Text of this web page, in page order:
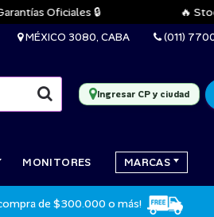
Oficiales 🔒 🔥
MÉXICO 3080, CABA (011)
Ingresar CP y ciudad
MONITORES MARCAS
de $300.000 o más!